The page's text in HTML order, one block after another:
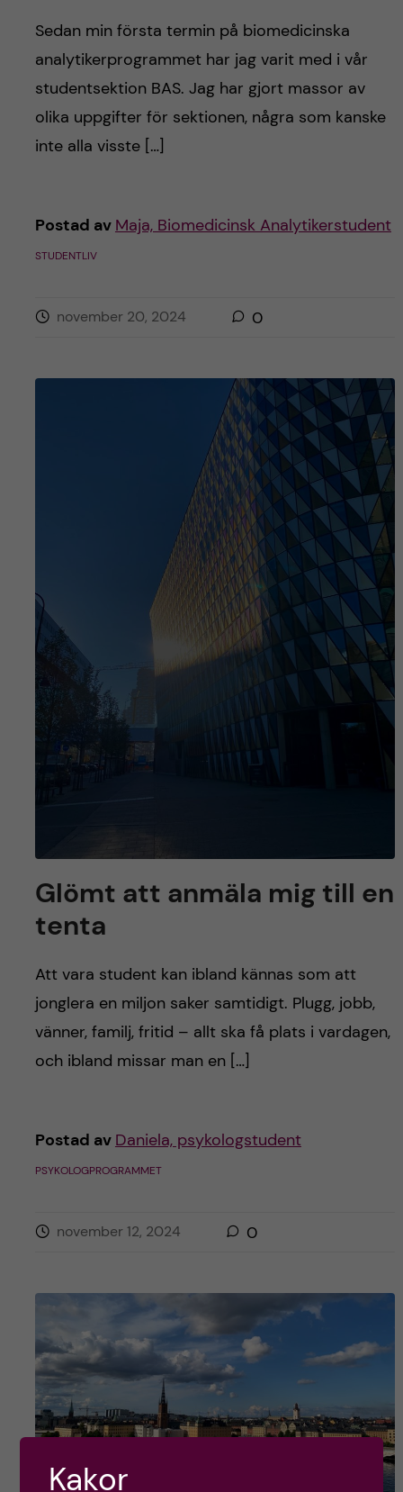
Sedan min första termin på biomedicinska
analytikerprogrammet har jag varit med i vår
studentsektion BAS. Jag har gjort massor av
olika uppgifter för sektionen, några som kanske
inte alla visste […]
Postad av Maja, Biomedicinsk Analytikerstudent
STUDENTLIV
november 20, 2024 0
Glömt att anmäla mig till en
tenta
Att vara student kan ibland kännas som att
jonglera en miljon saker samtidigt. Plugg, jobb,
vänner, familj, fritid – allt ska få plats i vardagen,
och ibland missar man en […]
Postad av Daniela, psykologstudent
PSYKOLOGPROGRAMMET
november 12, 2024 0
Kakor